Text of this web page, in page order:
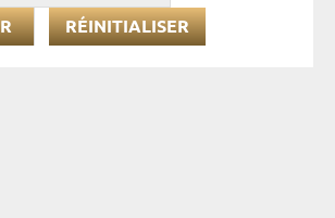
RÉINITIALISER